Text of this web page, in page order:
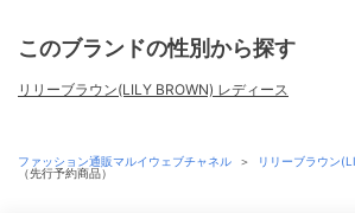
このブランドの性別から探す
リリーブラウン(LILY BROWN) レディース
ファッション通販マルイウェブチャネル ＞ リリーブラウン
（先行予約商品）